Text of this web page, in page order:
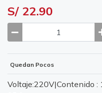
S/ 22.90
Quedan Pocos
Voltaje:220V|Contenido :